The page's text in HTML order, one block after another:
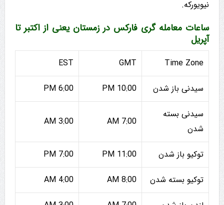
نیویورکه.
ساعات معامله گری فارکس در زمستان یعنی از اکتبر تا
آپریل
Time Zone
GMT
EST
سیدنی باز شدن 10:00 PM
6:00 PM
سیدنی بسته
شدن
7:00 AM
3:00 AM
توکیو باز شدن 11:00 PM
7:00 PM
توکیو بسته شدن 8:00 AM
4:00 AM